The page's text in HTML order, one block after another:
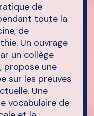
de
toute la
de
Un ouvrage
un collège
propose une
sur les preuves
Une
vocabulaire de